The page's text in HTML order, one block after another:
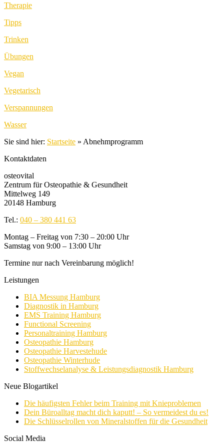
Therapie
Tipps
Trinken
Übungen
Vegan
Vegetarisch
Verspannungen
Wasser
Sie sind hier: Startseite » Abnehmprogramm
Kontaktdaten
osteovital
Zentrum für Osteopathie & Gesundheit
Mittelweg 149
20148 Hamburg
Tel.: 040 – 380 441 63
Montag – Freitag von 7:30 – 20:00 Uhr
Samstag von 9:00 – 13:00 Uhr
Termine nur nach Vereinbarung möglich!
Leistungen
BIA Messung Hamburg
Diagnostik in Hamburg
EMS Training Hamburg
Functional Screening
Personaltraining Hamburg
Osteopathie Hamburg
Osteopathie Harvestehude
Osteopathie Winterhude
Stoffwechselanalyse & Leistungsdiagnostik Hamburg
Neue Blogartikel
Die häufigsten Fehler beim Training mit Knieproblemen
Dein Büroalltag macht dich kaputt! – So vermeidest du es!
Die Schlüsselrollen von Mineralstoffen für die Gesundheit
Social Media